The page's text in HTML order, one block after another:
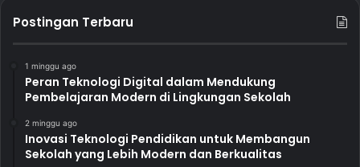
Postingan Terbaru
1 minggu ago
Peran Teknologi Digital dalam Mendukung
Pembelajaran Modern di Lingkungan Sekolah
2 minggu ago
Inovasi Teknologi Pendidikan untuk Membangun
Sekolah yang Lebih Modern dan Berkualitas